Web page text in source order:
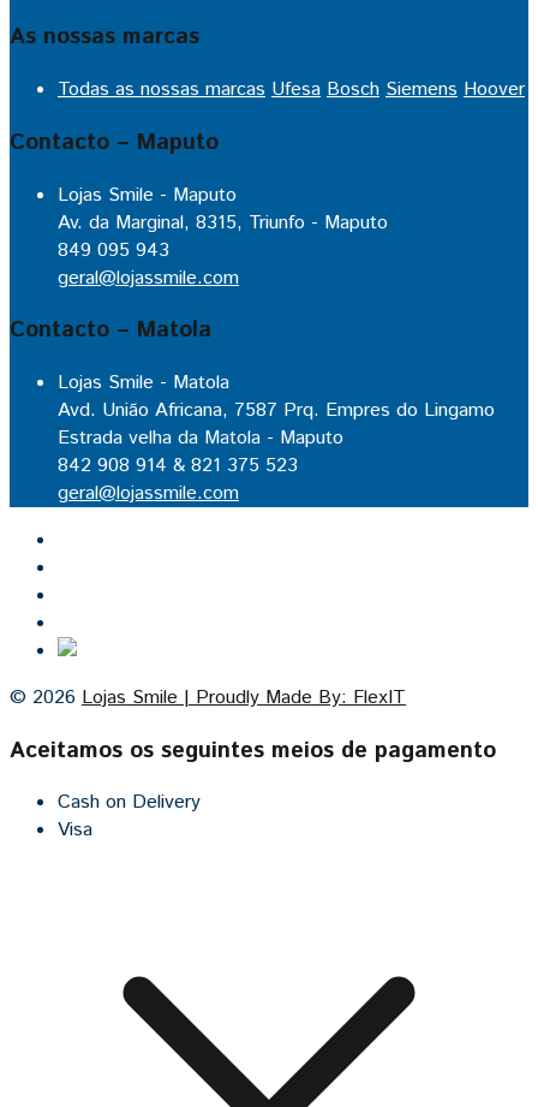
As nossas marcas
Todas as nossas marcas Ufesa Bosch Siemens Hoover
Contacto – Maputo
Lojas Smile - Maputo
Av. da Marginal, 8315, Triunfo - Maputo
849 095 943
geral@lojassmile.com
Contacto – Matola
Lojas Smile - Matola
Avd. União Africana, 7587 Prq. Empres do Lingamo
Estrada velha da Matola - Maputo
842 908 914 & 821 375 523
geral@lojassmile.com
© 2026 Lojas Smile | Proudly Made By: FlexIT
Aceitamos os seguintes meios de pagamento
Cash on Delivery
Visa